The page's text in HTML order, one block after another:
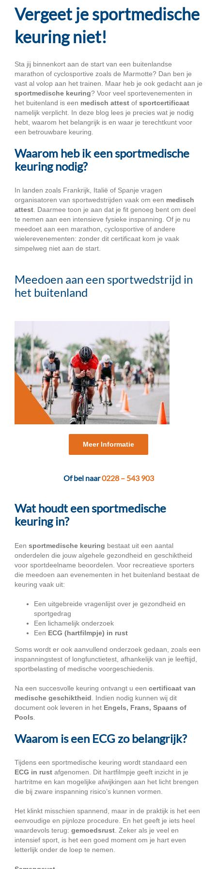
Vergeet je sportmedische
keuring niet!
Sta jij binnenkort aan de start van een buitenlandse
marathon of cyclosportive zoals de Marmotte? Dan ben je
vast al volop aan het trainen. Maar heb je ook gedacht aan je
sportmedische keuring? Voor veel sportevenementen in
het buitenland is een medisch attestof sportcertificaat
namelijk verplicht. In deze blog lees je precies wat je nodig
hebt, waarom het belangrijk is en waar je terechtkunt voor
een betrouwbare keuring.
Waarom heb ik een sportmedische
keuring nodig?
In landen zoals Frankrijk, Italië of Spanje vragen
organisatoren van sportwedstrijden vaak om een medisch
attest. Daarmee toon je aan dat je fit genoeg bent om deel
te nemen aan een intensieve fysieke inspanning. Of je nu
meedoet aan een marathon, cyclosportive of andere
wielerevenementen: zonder dit certificaat kom je vaak
simpelweg niet aan de start.
Meedoen aan een sportwedstrijd in
het buitenland
Meer Informatie
Of bel naar0228 – 543 903
Wat houdt een sportmedische
keuring in?
Een sportmedische keuring bestaat uit een aantal
onderdelen die jouw algehele gezondheid en geschiktheid
voor sportdeelname beoordelen. Voor recreatieve sporters
die meedoen aan evenementen in het buitenland bestaat de
keuring vaak uit:
Een uitgebreide vragenlijst over je gezondheid en
sportgedrag
Een lichamelijk onderzoek
Een ECG (hartfilmpje) in rust
Soms wordt er ook aanvullend onderzoek gedaan, zoals een
inspanningstest of longfunctietest, afhankelijk van je leeftijd,
sportbelasting of medische voorgeschiedenis.
Na een succesvolle keuring ontvangt u een certificaat van
medische geschiktheid . Indien nodig kunnen wij dit
document ook leveren in het Engels, Frans, Spaans of
Pools
Waarom is een ECG zo belangrijk?
Tijdens een sportmedische keuring wordt standaard een
ECG in rustafgenomen. Dit hartfilmpje geeft inzicht in je
hartritme en kan mogelijke afwijkingen aan het licht brengen
die bij zware inspanning risico’s kunnen vormen.
Het klinkt misschien spannend, maar in de praktijk is het een
eenvoudige en pijnloze procedure. En het geeft je iets heel
waardevols terug: gemoedsrust. Zeker als je veel en
intensief sport, is het een goed moment om je hart even
letterlijk onder de loep te nemen.